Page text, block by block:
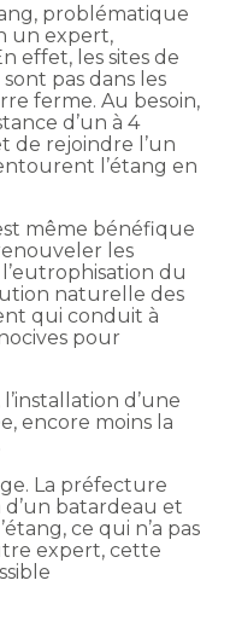
problématique
un expert,
effet, les sites de
pas dans les
ferme. Au besoin,
d’un à 4
de rejoindre l’un
l’étang en
même bénéfique
les
du
naturelle des
qui conduit à
pour
d’une
encore moins la
La préfecture
batardeau et
ce qui n’a pas
expert, cette